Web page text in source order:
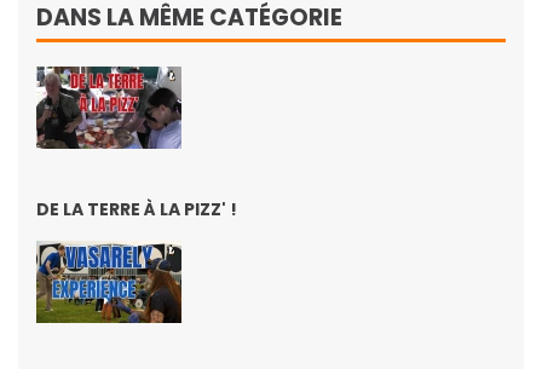
DANS LA MÊME CATÉGORIE
DE LA TERRE À LA PIZZ' !